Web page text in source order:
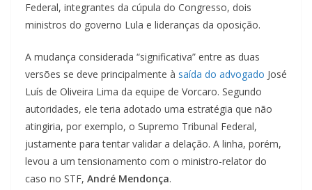
Federal, integrantes da cúpula do Congresso, dois
ministros do governo Lula e lideranças da oposição.
A mudança considerada “significativa” entre as duas
versões se deve principalmente à saída do advogado José
Luís de Oliveira Lima da equipe de Vorcaro. Segundo
autoridades, ele teria adotado uma estratégia que não
atingiria, por exemplo, o Supremo Tribunal Federal,
justamente para tentar validar a delação. A linha, porém,
levou a um tensionamento com o ministro-relator do
caso no STF, André Mendonça.